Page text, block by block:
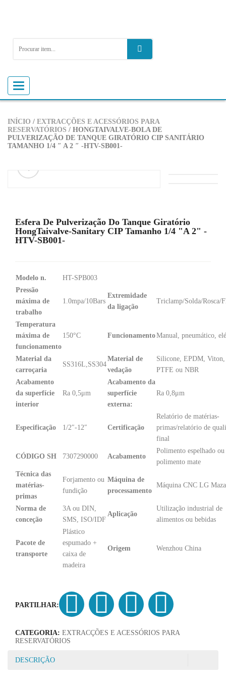
Alternar
navegação
INÍCIO / EXTRACÇÕES E ACESSÓRIOS PARA
RESERVATÓRIOS / HONGTAIVALVE-BOLA DE
PULVERIZAÇÃO DE TANQUE GIRATÓRIO CIP SANITÁRIO
TAMANHO 1/4 ″ A 2 ″ -HTV-SB001-
ðŸ”
Esfera De Pulverização Do Tanque Giratório
HongTaivalve-Sanitary CIP Tamanho 1/4 "a 2" -
HTV-SB001-
Modelo n.
HT-SPB003
Pressão
máxima de
trabalho
1.0mpa/10Bars
Extremidade
da ligação
Triclamp/Solda/Rosca/
Temperatura
máxima de
funcionamento
150°C FuncionamentoManual, pneumático,
Material da
carroçaria
SS316L,SS304
Material de
vedação
Silicone, EPDM, Viton,
PTFE ou NBR
Acabamento
da superfície
interior
Ra 0,5μm
Acabamento da
superfície
externa:
Ra 0,8μm
Especificação 1/2″-12″ Certificação
Relatório de matérias-
primas/relatório de
final
CÓDIGO SH 7307290000 Acabamento
Polimento espelhado ou
polimento mate
Técnica das
matérias-
primas
Forjamento ou
fundição
Máquina de
processamento
Máquina CNC LG
Norma de
conceção
3A ou DIN,
SMS, ISO/IDF
Aplicação
Utilização industrial de
alimentos ou bebidas
Pacote de
transporte
Plástico
espumado +
caixa de
madeira
Origem Wenzhou China
PARTILHAR:
CATEGORIA: EXTRACÇÕES E ACESSÓRIOS PARA
RESERVATÓRIOS
DESCRIÇÃO